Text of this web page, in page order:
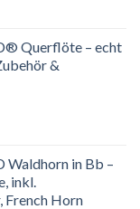
Querflöte – echt
&
Waldhorn in Bb –
inkl.
French Horn